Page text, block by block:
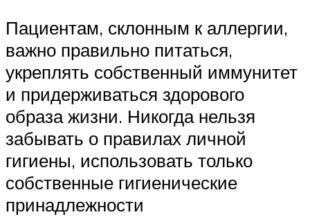
Пациентам, склонным к аллергии,
важно правильно питаться,
укреплять собственный иммунитет
и придерживаться здорового
образа жизни. Никогда нельзя
забывать о правилах личной
гигиены, использовать только
собственные гигиенические
принадлежности